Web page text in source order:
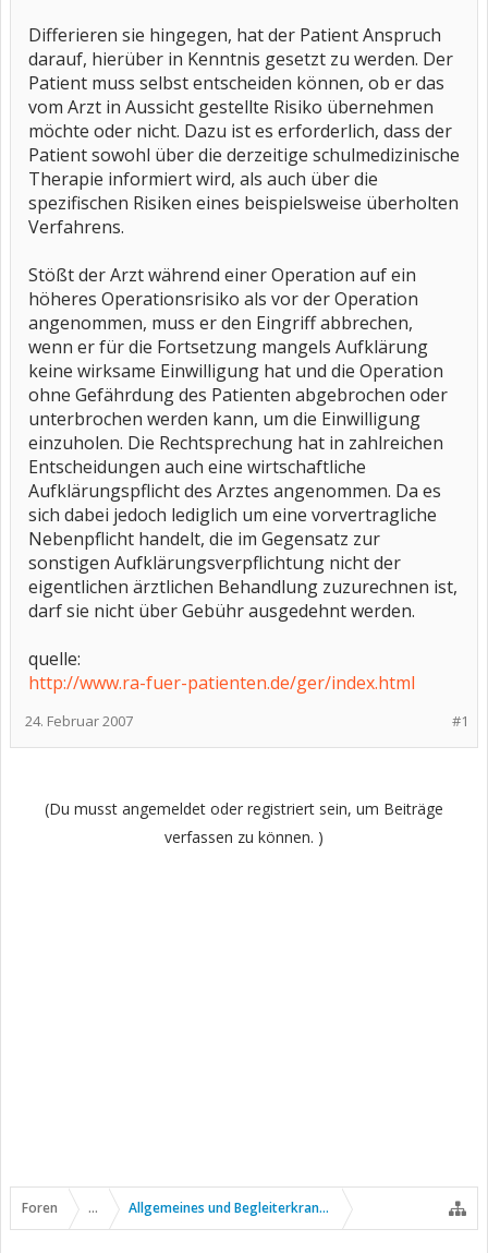
Differieren sie hingegen, hat der Patient Anspruch
darauf, hierüber in Kenntnis gesetzt zu werden. Der
Patient muss selbst entscheiden können, ob er das
vom Arzt in Aussicht gestellte Risiko übernehmen
möchte oder nicht. Dazu ist es erforderlich, dass der
Patient sowohl über die derzeitige schulmedizinische
Therapie informiert wird, als auch über die
spezifischen Risiken eines beispielsweise überholten
Verfahrens.
Stößt der Arzt während einer Operation auf ein
höheres Operationsrisiko als vor der Operation
angenommen, muss er den Eingriff abbrechen,
wenn er für die Fortsetzung mangels Aufklärung
keine wirksame Einwilligung hat und die Operation
ohne Gefährdung des Patienten abgebrochen oder
unterbrochen werden kann, um die Einwilligung
einzuholen. Die Rechtsprechung hat in zahlreichen
Entscheidungen auch eine wirtschaftliche
Aufklärungspflicht des Arztes angenommen. Da es
sich dabei jedoch lediglich um eine vorvertragliche
Nebenpflicht handelt, die im Gegensatz zur
sonstigen Aufklärungsverpflichtung nicht der
eigentlichen ärztlichen Behandlung zuzurechnen ist,
darf sie nicht über Gebühr ausgedehnt werden.
quelle:
http://www.ra-fuer-patienten.de/ger/index.html
#1
24. Februar 2007
(Du musst angemeldet oder registriert sein, um Beiträge
verfassen zu können. )
Foren ... Allgemeines und Begleiterkrankungen